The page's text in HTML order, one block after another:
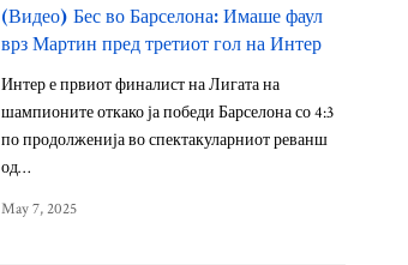
(Видео) Бес во Барселона: Имаше фаул
врз Мартин пред третиот гол на Интер
Интер е првиот финалист на Лигата на
шампионите откако ја победи Барселона со 4:3
по продолженија во спектакуларниот реванш
од…
May 7, 2025